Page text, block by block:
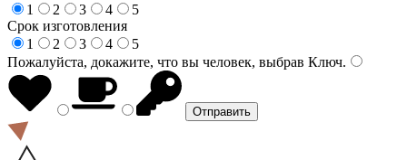
1
2 3 4
5
Срок изготовления
1
2 3 4
5
Пожалуйста, докажите, что вы человек, выбрав Ключ.